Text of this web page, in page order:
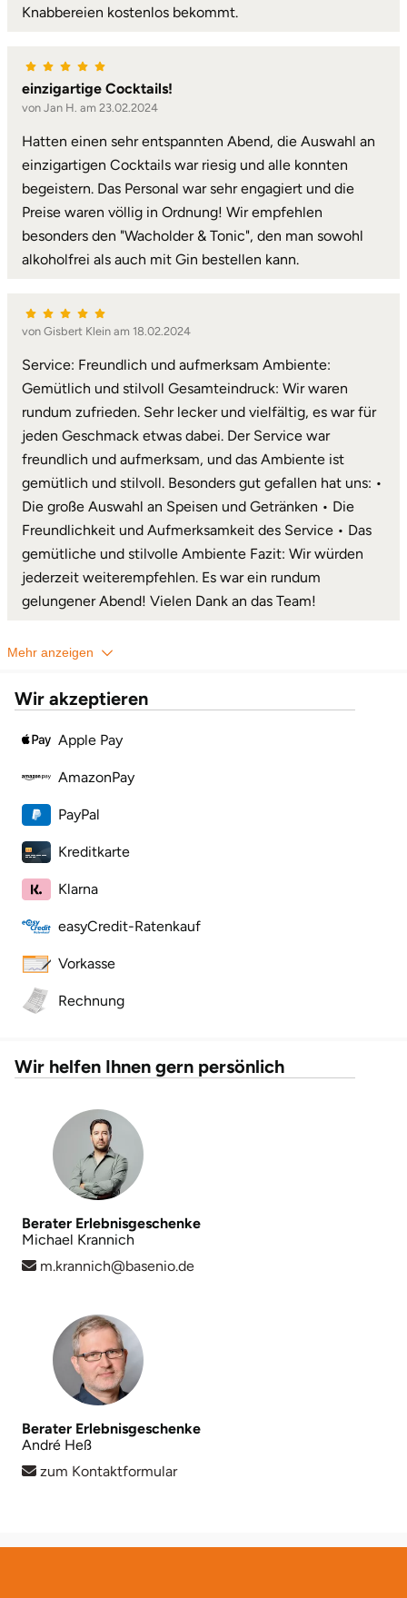
Knabbereien kostenlos bekommt.
einzigartige Cocktails!
von Jan H. am 23.02.2024
Hatten einen sehr entspannten Abend, die Auswahl an
einzigartigen Cocktails war riesig und alle konnten
begeistern. Das Personal war sehr engagiert und die
Preise waren völlig in Ordnung! Wir empfehlen
besonders den "Wacholder & Tonic", den man sowohl
alkoholfrei als auch mit Gin bestellen kann.
von Gisbert Klein am 18.02.2024
Service: Freundlich und aufmerksam Ambiente:
Gemütlich und stilvoll Gesamteindruck: Wir waren
rundum zufrieden. Sehr lecker und vielfältig, es war für
jeden Geschmack etwas dabei. Der Service war
freundlich und aufmerksam, und das Ambiente ist
gemütlich und stilvoll. Besonders gut gefallen hat uns: •
Die große Auswahl an Speisen und Getränken • Die
Freundlichkeit und Aufmerksamkeit des Service • Das
gemütliche und stilvolle Ambiente Fazit: Wir würden
jederzeit weiterempfehlen. Es war ein rundum
gelungener Abend! Vielen Dank an das Team!
Mehr anzeigen
Wir akzeptieren
Apple Pay
AmazonPay
PayPal
Kreditkarte
Klarna
easyCredit-Ratenkauf
Vorkasse
Rechnung
Wir helfen Ihnen gern persönlich
Berater Erlebnisgeschenke
Michael Krannich
m.krannich@basenio.de
Berater Erlebnisgeschenke
André Heß
zum Kontaktformular
Herzogtum Lauenburg
Horb am Neckar
Ibbenbüren
Ingolstadt
Kamp-Lintfort
Karlsruhe
Kassel
Kempten
Kerken
Kronach
Köln
Landkreis Rostock
Landshut
Leipzig
Ludwigslust-Parchim
Lübeck
Lüchow-Dannenberg
Lüneburg
Main-Kinzig-Kreis
Mannheim